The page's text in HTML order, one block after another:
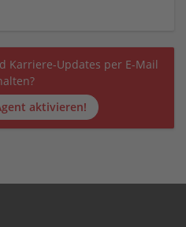
Karriere-Updates per E-Mail
aktivieren!